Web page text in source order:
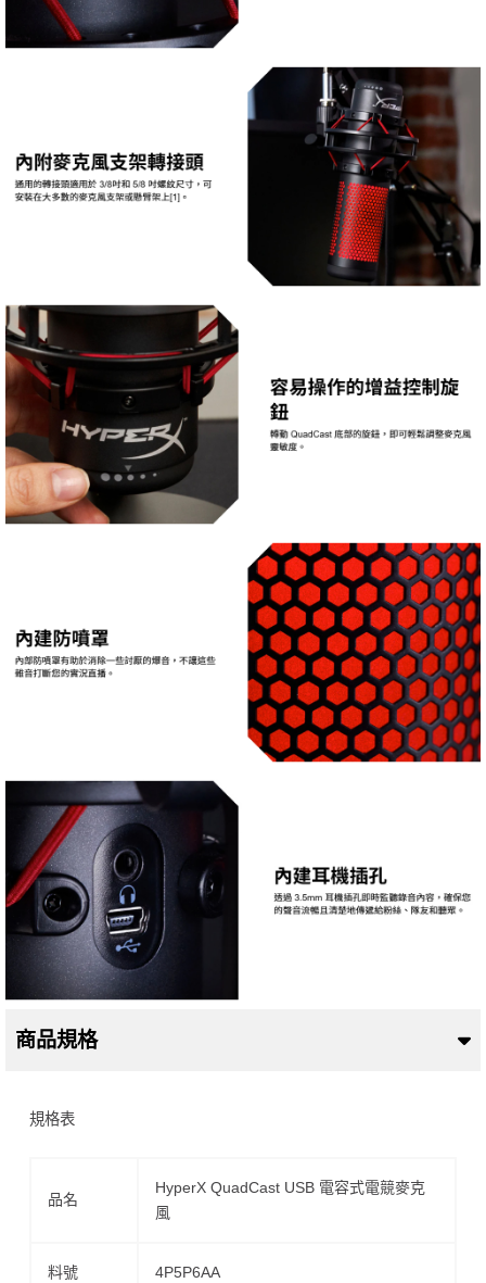
商品規格
規格表
品名
HyperX QuadCast USB 電容式電競麥克
風
料號 4P5P6AA